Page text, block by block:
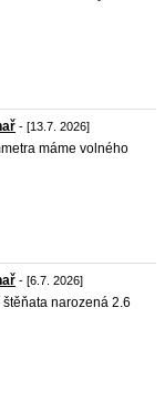
- [13.7. 2026]
máme volného
- [6.7. 2026]
narozená 2.6